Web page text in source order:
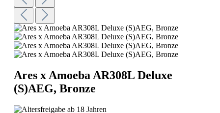
Ares x Amoeba AR308L Deluxe
(S)AEG, Bronze